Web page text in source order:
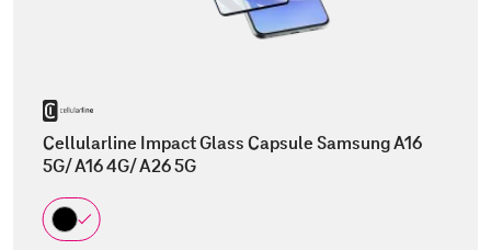
Cellularline Impact Glass Capsule Samsung A16
5G/ A16 4G/ A26 5G